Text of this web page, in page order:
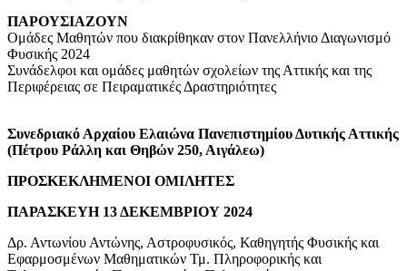
ΠΑΡΟΥΣΙΑΖΟΥΝ
Ομάδες Μαθητών που διακρίθηκαν στον Πανελλήνιο Διαγωνισμό
Φυσικής 2024
Συνάδελφοι και ομάδες μαθητών σχολείων της Αττικής και της
Περιφέρειας σε Πειραματικές Δραστηριότητες
Συνεδριακό Αρχαίου Ελαιώνα Πανεπιστημίου Δυτικής Αττικής
(Πέτρου Ράλλη και Θηβών 250, Αιγάλεω)
ΠΡΟΣΚΕΚΛΗΜΕΝΟΙ ΟΜΙΛΗΤΕΣ
ΠΑΡΑΣΚΕΥΗ 13 ΔΕΚΕΜΒΡΙΟΥ 2024
Δρ. Αντωνίου Αντώνης, Αστροφυσικός, Καθηγητής Φυσικής και
Εφαρμοσμένων Μαθηματικών Τμ. Πληροφορικής και